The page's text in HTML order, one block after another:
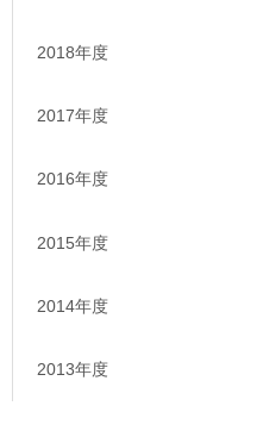
2018年度
2017年度
2016年度
2015年度
2014年度
2013年度